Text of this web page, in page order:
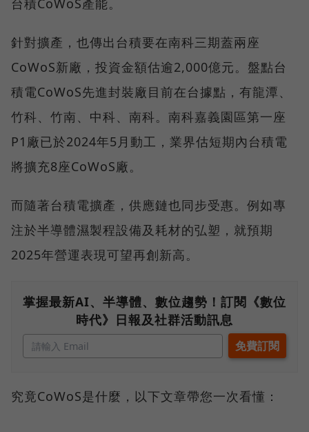
台積CoWoS產能。
針對擴產，也傳出台積要在南科三期蓋兩座
CoWoS新廠，投資金額估逾2,000億元。盤點台
積電CoWoS先進封裝廠目前在台據點，有龍潭、
竹科、竹南、中科、南科。南科嘉義園區第一座
P1廠已於2024年5月動工，業界估短期內台積電
將擴充8座CoWoS廠。
而隨著台積電擴產，供應鏈也同步受惠。例如專
注於半導體濕製程設備及耗材的弘塑，就預期
2025年營運表現可望再創新高。
掌握最新AI、半導體、數位趨勢！訂閱《數位
時代》日報及社群活動訊息
究竟CoWoS是什麼，以下文章帶您一次看懂：